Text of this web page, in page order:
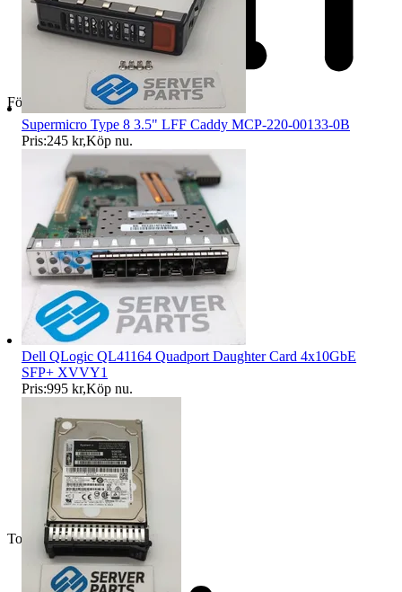
Företag
Toppsäljare
Supermicro Type 8 3.5" LFF Caddy MCP-220-00133-0B
Pris:245 kr,Köp nu.
Dell QLogic QL41164 Quadport Daughter Card 4x10GbE
SFP+ XVVY1
Pris:995 kr,Köp nu.